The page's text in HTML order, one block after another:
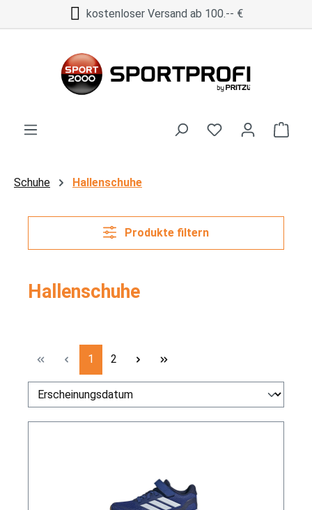
Zum Hauptinhalt springenkostenloser Versand ab 100.-- €
Schuhe Hallenschuhe
Produkte filtern
Hallenschuhe
Seite
1 Seite
2